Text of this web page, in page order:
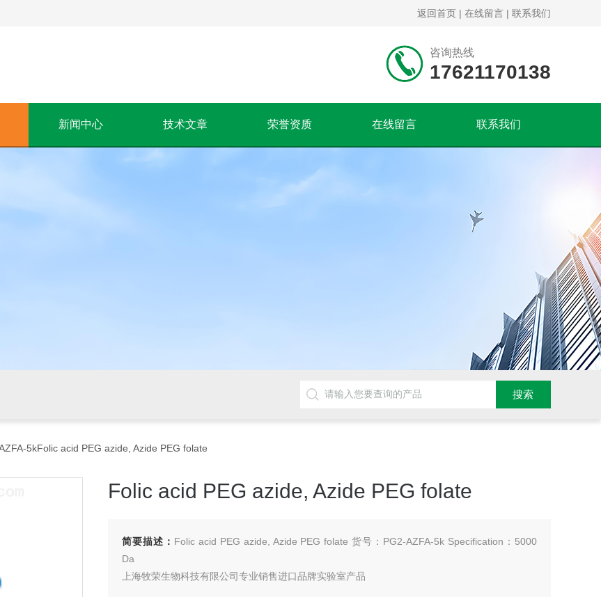
返回首页 | 在线留言 | 联系我们
咨询热线
17621170138
新闻中心 技术文章 荣誉资质 在线留言 联系我们
5kFolic acid PEG azide, Azide PEG folate
Folic acid PEG azide, Azide PEG folate
简要描述： Folic acid PEG azide, Azide PEG folate 货号：PG2-AZFA-5k Specification：5000
Da
上海牧荣生物科技有限公司专业销售进口品牌实验室产品